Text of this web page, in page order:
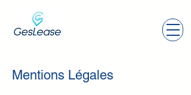
Mentions Légales